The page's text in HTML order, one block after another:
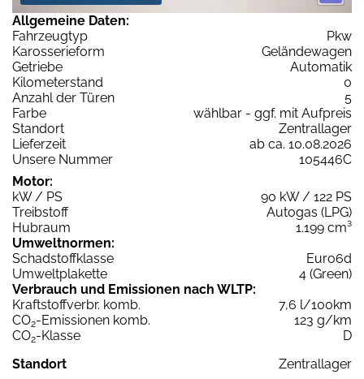
Allgemeine Daten:
Fahrzeugtyp
Pkw
Karosserieform
Geländewagen
Getriebe
Automatik
Kilometerstand
0
Anzahl der Türen
5
Farbe
wählbar - ggf. mit Aufpreis
Standort
Zentrallager
Lieferzeit
ab ca. 10.08.2026
Unsere Nummer
105446C
Motor:
kW / PS
90 kW / 122 PS
Treibstoff
Autogas (LPG)
Hubraum
1.199 cm³
Umweltnormen:
Schadstoffklasse
Euro6d
Umweltplakette
4 (Green)
Verbrauch und Emissionen nach WLTP:
Kraftstoffverbr. komb.
7,6 l/100km
CO2-Emissionen komb.
123 g/km
CO2-Klasse
D
Standort
Zentrallager